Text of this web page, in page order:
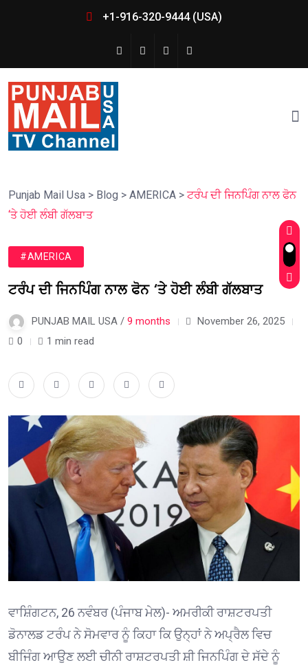
+1-916-320-9444 (USA)
Punjab Mail Usa > Blog > AMERICA > ਟਰੰਪ ਦੀ ਜਿਨਪਿੰਗ ਨਾਲ ਫੋਨ
‘ਤੇ ਹੋਈ ਲੰਬੀ ਗੱਲਬਾਤ
#AMERICA
ਟਰੰਪ ਦੀ ਜਿਨਪਿੰਗ ਨਾਲ ਫੋਨ ‘ਤੇ ਹੋਈ ਲੰਬੀ ਗੱਲਬਾਤ
PUNJAB MAIL USA / 9 months
November 26, 2025
0
1 min read
ਵਾਸ਼ਿੰਗਟਨ, 26 ਨਵੰਬਰ (ਪੰਜਾਬ ਮੇਲ)- ਅਮਰੀਕੀ ਰਾਸ਼ਟਰਪਤੀ
ਡੋਨਾਲਡ ਟਰੰਪ ਨੇ ਸੋਮਵਾਰ ਨੂੰ ਕਿਹਾ ਕਿ ਉਨ੍ਹਾਂ ਨੇ ਅਪ੍ਰੈਲ ਵਿਚ
ਬੀਜਿੰਗ ਆਉਣ ਲਈ ਚੀਨੀ ਰਾਸ਼ਟਰਪਤੀ ਸ਼ੀ ਜਿਨਪਿੰਗ ਦੇ ਸੱਦੇ ਨੂੰ